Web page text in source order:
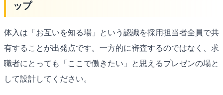
ップ
体入は「お互いを知る場」という認識を採用担当者全員で共
有することが出発点です。一方的に審査するのではなく、求
職者にとっても「ここで働きたい」と思えるプレゼンの場と
して設計してください。